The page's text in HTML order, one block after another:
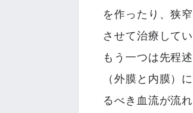
を作ったり、狭
させて治療してい
もう一つは先程
（外膜と内膜）
るべき血流が流